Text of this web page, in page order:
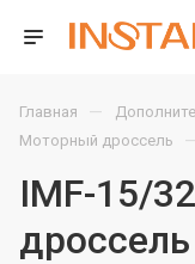
Главная —
Моторный дроссель
IMF-15/
дроссель